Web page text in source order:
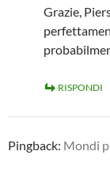
Grazie,
RISPONDI
Pingback: Mondi